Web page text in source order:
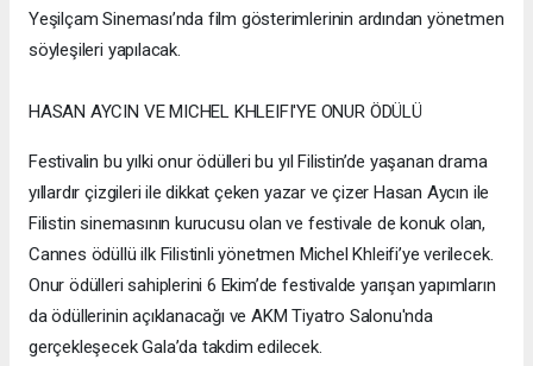
Yeşilçam Sineması’nda film gösterimlerinin ardından yönetmen
söyleşileri yapılacak.
HASAN AYCIN VE MICHEL KHLEIFI'YE ONUR ÖDÜLÜ
Festivalin bu yılki onur ödülleri bu yıl Filistin’de yaşanan drama
yıllardır çizgileri ile dikkat çeken yazar ve çizer Hasan Aycın ile
Filistin sinemasının kurucusu olan ve festivale de konuk olan,
Cannes ödüllü ilk Filistinli yönetmen Michel Khleifi’ye verilecek.
Onur ödülleri sahiplerini 6 Ekim’de festivalde yarışan yapımların
da ödüllerinin açıklanacağı ve AKM Tiyatro Salonu'nda
gerçekleşecek Gala’da takdim edilecek.